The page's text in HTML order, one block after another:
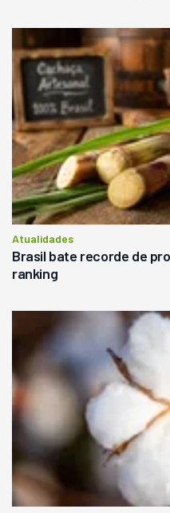
Atualidades
Brasil bate recorde de
ranking